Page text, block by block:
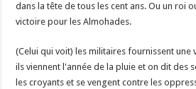
dans la tête de tous les cent ans. Ou un roi
victoire pour les Almohades.
(Celui qui voit) les militaires fournissent une
ils viennent l'année de la pluie et on dit des
les croyants et se vengent contre les